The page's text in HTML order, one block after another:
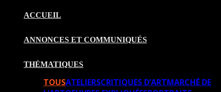
ACCUEIL
ANNONCES ET COMMUNIQUÉS
THÉMATIQUES
TOUSATELIERSCRITIQUES D’ARTMARCHÉ DE